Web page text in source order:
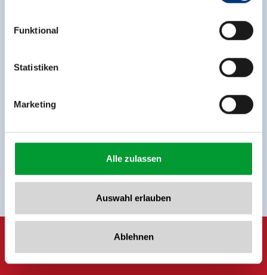
Rohr 23// A-6280 Zell am Ziller
www.zillertalarena.com
Funktional
Statistiken
Marketing
Alle zulassen
Auswahl erlauben
Ablehnen
Jetzt für den newsletter
anmelden!
Anmelden